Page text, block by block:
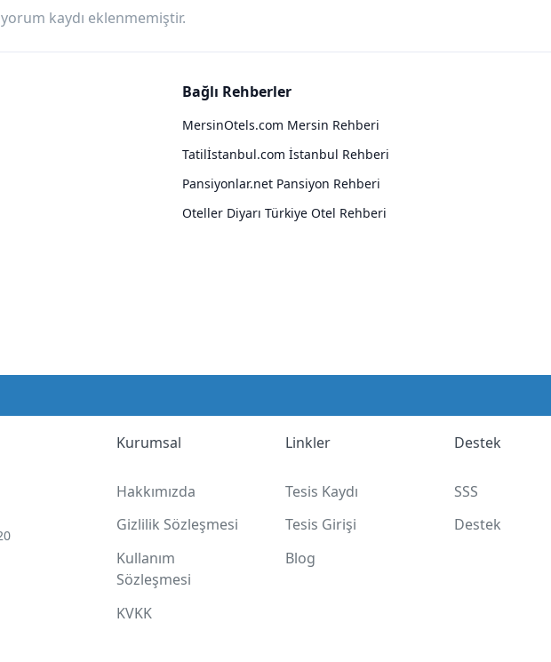
kaydı eklenmemiştir.
Bağlı Rehberler
MersinOtels.com Mersin Rehberi
Tatilİstanbul.com İstanbul Rehberi
Pansiyonlar.net Pansiyon Rehberi
Oteller Diyarı Türkiye Otel Rehberi
Kurumsal
Hakkımızda
Gizlilik Sözleşmesi
Kullanım
Sözleşmesi
KVKK
Linkler
Tesis Kaydı
Tesis Girişi
Blog
Destek
SSS
Destek